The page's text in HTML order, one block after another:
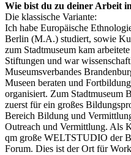
Wie bist du zu deiner Arbeit
Die klassische Variante:
Ich habe Europäische
Berlin (M.A.) studiert, sowie
zum Stadtmuseum kam
Stiftungen und war
Museumsverbandes
Museen beraten und
organisiert. Zum Stadtmuseum
zuerst für ein großes
Bereich Bildung und
Outreach und Vermittlung. Als
qm große WELTSTUDIO der
Forum. Dies ist der Ort für